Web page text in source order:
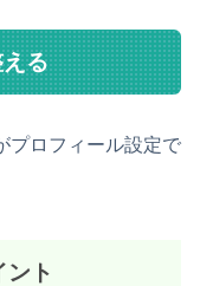
る
プロフィール設定で
ント